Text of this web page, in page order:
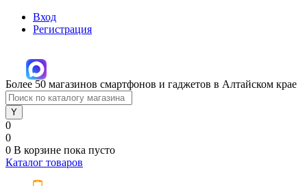
Вход
Регистрация
Более 50 магазинов смартфонов и гаджетов в Алтайском крае
0
0
0 В корзине пока пусто
Каталог товаров